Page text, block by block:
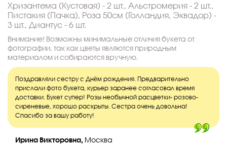
Хризантема (Кустовая) - 2 шт., Альстромерия - 2 шт.,
Пистакия (Пачка), Роза 50см (Голландия, Эквадор) -
3 шт., Диантус - 6 шт.
Внимание! Возможны минимальные отличия букета от
фотографии, так как цветы являются природным
материалом и собираются вручную.
Поздравляли сестру с Днём рождения. Предварительно
прислали фото букета, курьер заранее согласовал время
доставки. Букет супер! Розы необычной расцветки- розово-
сиреневые, хорошо раскрыты. Сестра очень довольна!
Спасибо за вашу работу!
Ирина Викторовна, Москва